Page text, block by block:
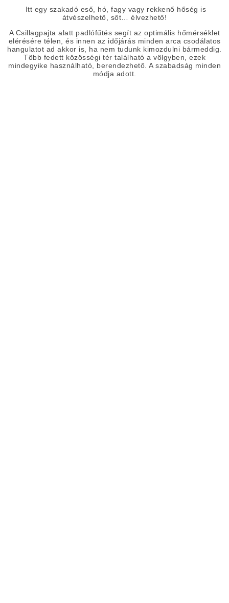
Itt egy szakadó eső, hó, fagy vagy rekkenő hőség is
átvészelhető, sőt… élvezhető!
A Csillagpajta alatt padlófűtés segít az optimális hőmérséklet
elérésére télen, és innen az időjárás minden arca csodálatos
hangulatot ad akkor is, ha nem tudunk kimozdulni bármeddig.
Több fedett közösségi tér található a völgyben, ezek
mindegyike használható, berendezhető. A szabadság minden
módja adott.